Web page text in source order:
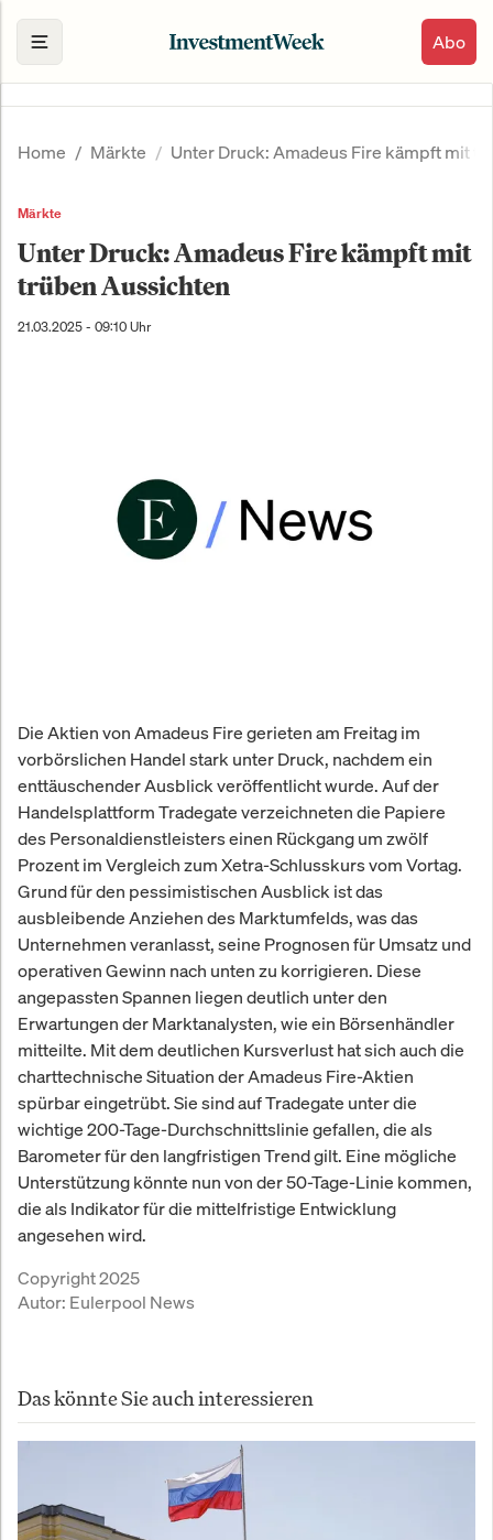
Abo
Home Märkte Unter Druck: Amadeus Fire kämpft mit
Märkte
Unter Druck: Amadeus Fire kämpft mit
trüben Aussichten
21.03.2025 - 09:10 Uhr
Die Aktien von Amadeus Fire gerieten am Freitag im
vorbörslichen Handel stark unter Druck, nachdem ein
enttäuschender Ausblick veröffentlicht wurde. Auf der
Handelsplattform Tradegate verzeichneten die Papiere
des Personaldienstleisters einen Rückgang um zwölf
Prozent im Vergleich zum Xetra-Schlusskurs vom Vortag.
Grund für den pessimistischen Ausblick ist das
ausbleibende Anziehen des Marktumfelds, was das
Unternehmen veranlasst, seine Prognosen für Umsatz und
operativen Gewinn nach unten zu korrigieren. Diese
angepassten Spannen liegen deutlich unter den
Erwartungen der Marktanalysten, wie ein Börsenhändler
mitteilte. Mit dem deutlichen Kursverlust hat sich auch die
charttechnische Situation der Amadeus Fire-Aktien
spürbar eingetrübt. Sie sind auf Tradegate unter die
wichtige 200-Tage-Durchschnittslinie gefallen, die als
Barometer für den langfristigen Trend gilt. Eine mögliche
Unterstützung könnte nun von der 50-Tage-Linie kommen,
die als Indikator für die mittelfristige Entwicklung
angesehen wird.
Copyright 2025
Autor: Eulerpool News
Das könnte Sie auch interessieren